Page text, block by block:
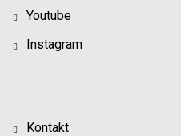
Youtube
Instagram
Kontakt